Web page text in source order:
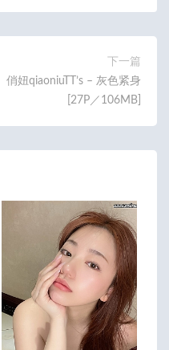
下一篇
俏妞qiaoniuTT’s – 灰色紧身
[27P／106MB]